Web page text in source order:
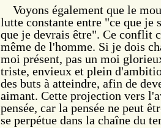
Voyons également que le
lutte constante entre "ce que je
que je devrais être". Ce conflit
même de l'homme. Si je dois
moi présent, pas un moi
triste, envieux et plein
des buts à atteindre, afin de
aimant. Cette projection vers
pensée, car la pensée ne peut
se perpétue dans la chaîne du